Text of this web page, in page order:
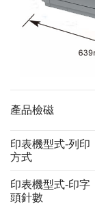
產品檢磁
印表機型式-列印
方式
印表機型式-印字
頭針數